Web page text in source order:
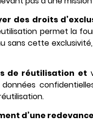
des droits
permet la
sans cette
de réutilisation et
d’une redevance